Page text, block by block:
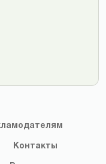
Контакты